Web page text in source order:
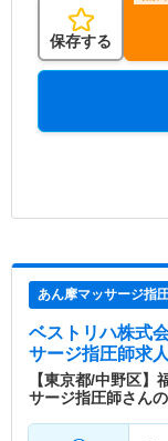
保存する
あん摩マッサージ指
ベストリハ株式
サージ指圧師求
【東京都/中野区
サージ指圧師さん